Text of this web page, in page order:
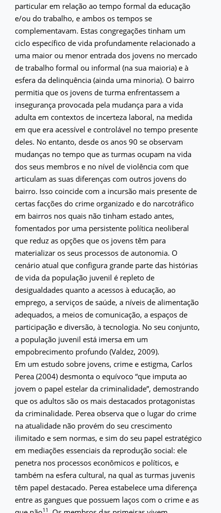
particular em relação ao tempo formal da educação
e/ou do trabalho, e ambos os tempos se
complementavam. Estas congregações tinham um
ciclo específico de vida profundamente relacionado a
uma maior ou menor entrada dos jovens no mercado
de trabalho formal ou informal (na sua maioria) e à
esfera da delinquência (ainda uma minoria). O bairro
permitia que os jovens de turma enfrentassem a
insegurança provocada pela mudança para a vida
adulta em contextos de incerteza laboral, na medida
em que era acessível e controlável no tempo presente
deles. No entanto, desde os anos 90 se observam
mudanças no tempo que as turmas ocupam na vida
dos seus membros e no nível de violência com que
articulam as suas diferenças com outros jovens do
bairro. Isso coincide com a incursão mais presente de
certas facções do crime organizado e do narcotráfico
em bairros nos quais não tinham estado antes,
fomentados por uma persistente política neoliberal
que reduz as opções que os jovens têm para
materializar os seus processos de autonomia. O
cenário atual que configura grande parte das histórias
de vida da população juvenil é repleto de
desigualdades quanto a acessos à educação, ao
emprego, a serviços de saúde, a níveis de alimentação
adequados, a meios de comunicação, a espaços de
participação e diversão, à tecnologia. No seu conjunto,
a população juvenil está imersa em um
empobrecimento profundo (Valdez, 2009).
Em um estudo sobre jovens, crime e estigma, Carlos
Perea (2004) desmonta o equívoco “que imputa ao
jovem o papel estelar da criminalidade”, demostrando
que os adultos são os mais destacados protagonistas
da criminalidade. Perea observa que o lugar do crime
na atualidade não provém do seu crescimento
ilimitado e sem normas, e sim do seu papel estratégico
em mediações essenciais da reprodução social: ele
penetra nos processos econômicos e políticos, e
também na esfera cultural, na qual as turmas juvenis
têm papel destacado. Perea estabelece uma diferença
entre as gangues que possuem laços com o crime e as
11